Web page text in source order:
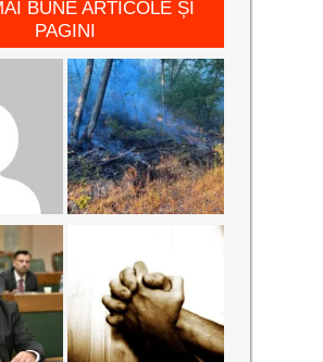
BUNE ARTICOLE ȘI
PAGINI